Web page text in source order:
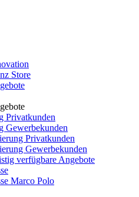
Store
Privatkunden
Gewerbekunden
Privatkunden
Gewerbekunden
verfügbare Angebote
Marco Polo